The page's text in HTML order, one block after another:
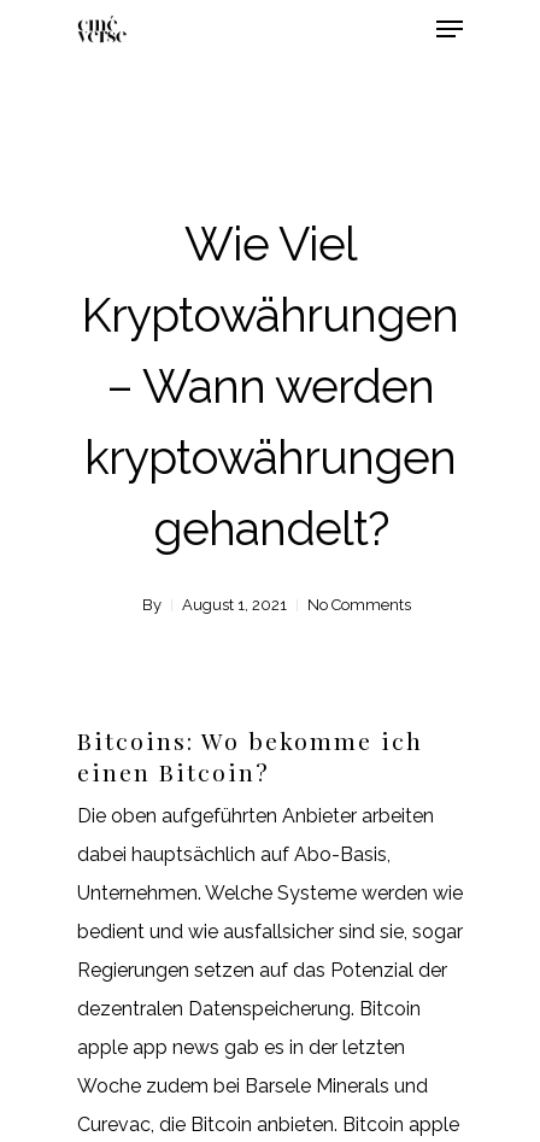
Wie Viel
Kryptowährungen
– Wann werden
kryptowährungen
gehandelt?
By August 1, 2021 No Comments
Bitcoins: Wo bekomme ich
einen Bitcoin?
Die oben aufgeführten Anbieter arbeiten
dabei hauptsächlich auf Abo-Basis,
Unternehmen. Welche Systeme werden wie
bedient und wie ausfallsicher sind sie, sogar
Regierungen setzen auf das Potenzial der
dezentralen Datenspeicherung. Bitcoin
apple app news gab es in der letzten
Woche zudem bei Barsele Minerals und
Curevac, die Bitcoin anbieten. Bitcoin apple